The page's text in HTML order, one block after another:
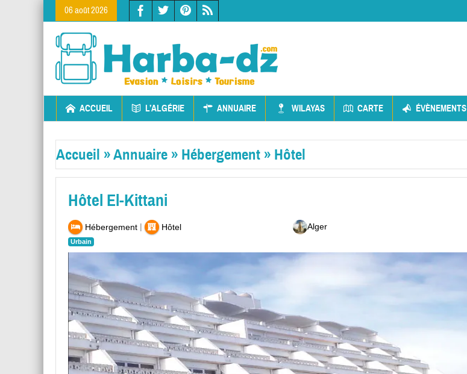
06 août 2026
ACCUEIL L’ALGÉRIE ANNUAIRE WILAYAS CARTE ÉVÈNEMENTS
Accueil »Annuaire » Hébergement » Hôtel
Hôtel El-Kittani
Hébergement | Hôtel
Urbain
Alger